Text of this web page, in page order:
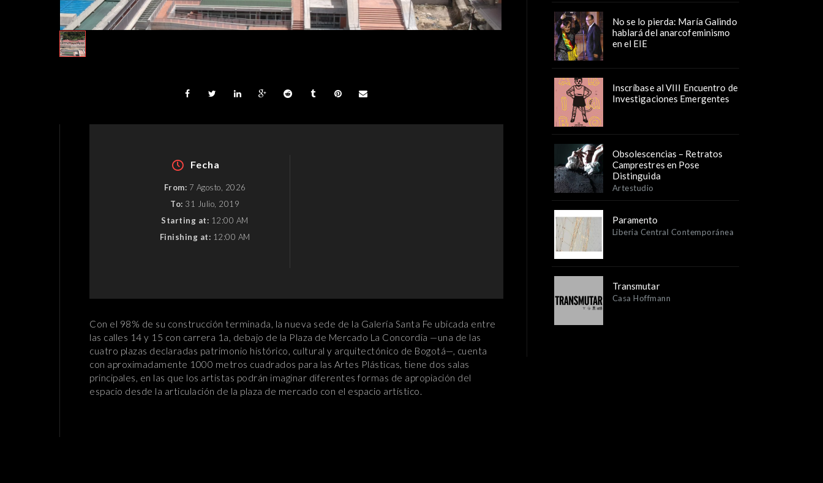
Fecha
From: 7 Agosto, 2026
To: 31 Julio, 2019
Starting at: 12:00 AM
Finishing at: 12:00 AM
Con el 98% de su construcción terminada, la nueva sede de la Galería Santa Fe ubicada entre
las calles 14 y 15 con carrera 1a, debajo de la Plaza de Mercado La Concordia —una de las
cuatro plazas declaradas patrimonio histórico, cultural y arquitectónico de Bogotá—, cuenta
con aproximadamente 1000 metros cuadrados para las Artes Plásticas, tiene dos salas
principales, en las que los artistas podrán imaginar diferentes formas de apropiación del
espacio desde la articulación de la plaza de mercado con el espacio artístico.
No se lo pierda: María Galindo
hablará del anarcofeminismo
en el EIE
Inscríbase al VIII Encuentro de
Investigaciones Emergentes
Obsolescencias – Retratos
Camprestres en Pose
Distinguida
Artestudio
Paramento
Liberia Central Contemporánea
Transmutar
Casa Hoffmann